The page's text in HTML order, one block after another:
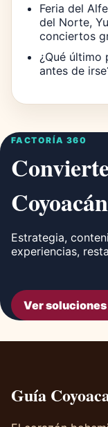
Feria del
del Norte,
conciertos
¿Qué último
antes de
FACTORÍA 360
Estrategia,
experiencias,
Ver soluciones
Guía